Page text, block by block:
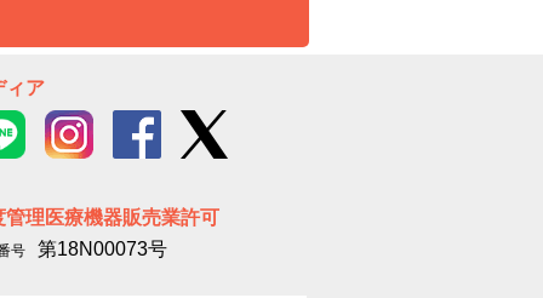
ィア
管理医療機器販売業許可
号 第18N00073号